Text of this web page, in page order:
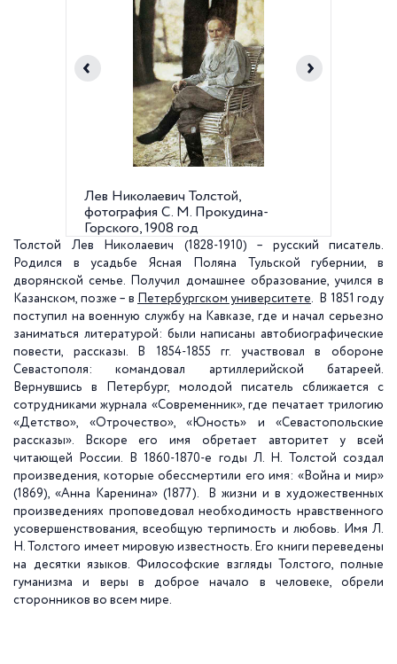
Лев Николаевич Толстой,
фотография С. М. Прокудина-
Горского, 1908 год
Толстой Лев Николаевич (1828-1910) – русский писатель.
Родился в усадьбе Ясная Поляна Тульской губернии, в
дворянской семье. Получил домашнее образование, учился в
Казанском, позже – в Петербургском университете. В 1851 году
поступил на военную службу на Кавказе, где и начал серьезно
заниматься литературой: были написаны автобиографические
повести, рассказы. В 1854-1855 гг. участвовал в обороне
Севастополя: командовал артиллерийской батареей.
Вернувшись в Петербург, молодой писатель сближается с
сотрудниками журнала «Современник», где печатает трилогию
«Детство», «Отрочество», «Юность» и «Севастопольские
рассказы». Вскоре его имя обретает авторитет у всей
читающей России. В 1860-1870-е годы Л. Н. Толстой создал
произведения, которые обессмертили его имя: «Война и мир»
(1869), «Анна Каренина» (1877). В жизни и в художественных
произведениях проповедовал необходимость нравственного
усовершенствования, всеобщую терпимость и любовь. Имя Л.
Н. Толстого имеет мировую известность. Его книги переведены
на десятки языков. Философские взгляды Толстого, полные
гуманизма и веры в доброе начало в человеке, обрели
сторонников во всем мире.